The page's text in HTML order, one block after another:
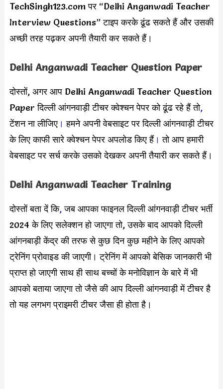
TechSingh123.com पर “Delhi Anganwadi Teacher
Interview Questions” टाइप करके ढूंढ सकते हैं और उसकी
अच्छी तरह पढ़कर अपनी तैयारी कर सकते हैं।
Delhi Anganwadi Teacher Question Paper
दोस्तों, अगर आप Delhi Anganwadi Teacher Question
Paper दिल्ली आंगनवाड़ी टीचर क्वेश्चन पेपर को ढूंढ रहे हैं तो,
टेंशन ना लीजिए। हमने अपनी वेबसाइट पर दिल्ली आंगनवाड़ी टीचर
के लिए काफी सारे क्वेश्चन पेपर अपलोड किए हैं। तो आप हमारी
वेबसाइट पर सर्च करके उसको देखकर अपनी तैयारी कर सकते हैं।
Delhi Anganwadi Teacher Training
दोस्तों बता दें कि,जब आपका फाइनल दिल्ली आंगनवाड़ी टीचर भर्ती
2024 के लिए सलेक्शन हो जाएगा तो, उसके बाद आपको दिल्ली
आंगनबाड़ी केंद्र की तरफ से कुछ दिन कुछ महीने के लिए आपको
ट्रेनिंग प्रोवाइड की जाएगी। ट्रेनिंग में आपको बेसिक जानकारी भी
प्राप्त हो जाएगी साथ ही साथ बच्चों के मनोविज्ञान के बारे में भी
आपको बताया जाएगा तो जैसे की आप दिल्ली आंगनवाड़ी में टीचर है
तो यह लगभग प्राइमरी टीचर जैसा ही होता है।